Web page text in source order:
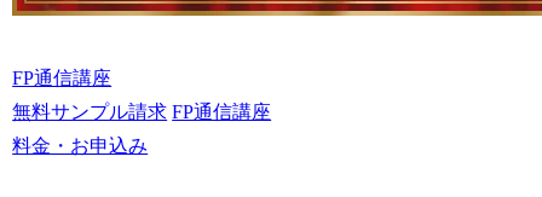
FP通信講座
無料サンプル請求 FP通信講座
料金・お申込み